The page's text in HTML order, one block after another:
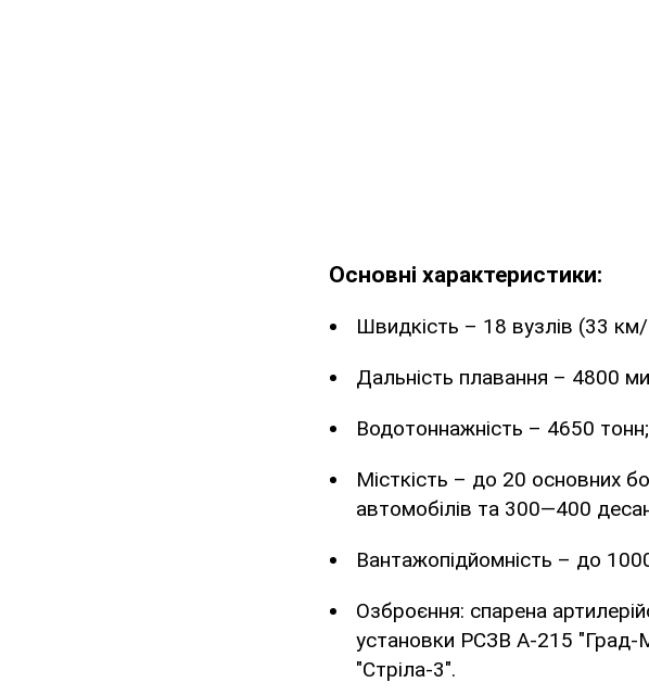
Основні характеристики:
Швидкість – 18 вузлів (33
Дальність плавання – 4800
Водотоннажність – 4650 тонн;
Місткість – до 20 основних
автомобілів та 300—400
Вантажопідйомність – до
Озброєння: спарена
установки РСЗВ А-215 "Град-
"Стріла-3".